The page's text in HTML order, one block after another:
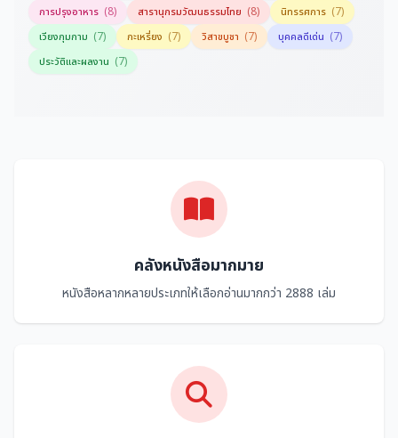
การปรุงอาหาร (8) สารานุกรมวัฒนธรรมไทย (8) นิทรรศการ (7)
เวียงกุมกาม (7) กะเหรี่ยง (7) วิสาขบูชา (7) บุคคลดีเด่น (7)
ประวัติและผลงาน (7)
คลังหนังสือมากมาย
หนังสือหลากหลายประเภทให้เลือกอ่านมากกว่า 2888 เล่ม